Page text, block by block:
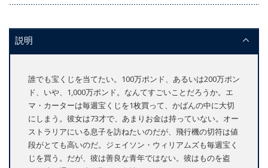
説明
誰でも宝くじを当てたい。100万ポンド、あるいは200万ポン
ド、いや、1,000万ポンド。なんてすごいことだろうか。エ
マ・カーターは毎週宝くじを1枚買って、かばんの中に大切
にしまう。彼女は73才で、あまりお金は持っていない。オー
ストラリアにいる息子を訪ねたいのだが、飛行機の切符は値
段がとても高いのだ。ジェイソン・ウィリアムズも毎週宝く
じを買う。だが、彼は善良な青年ではない。彼はものを盗